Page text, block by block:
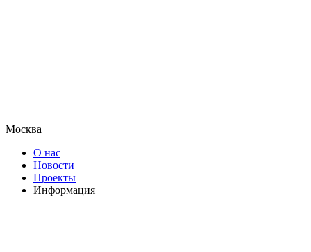
Москва
О нас
Новости
Проекты
Информация